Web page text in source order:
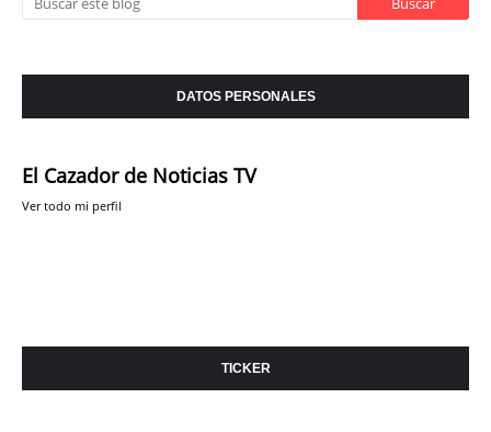
DATOS PERSONALES
El Cazador de Noticias TV
Ver todo mi perfil
TICKER